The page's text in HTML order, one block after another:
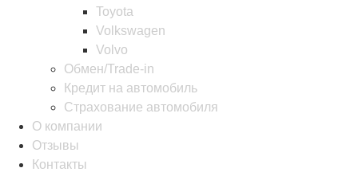
Toyota
Volkswagen
Volvo
Обмен/Trade-in
Кредит на автомобиль
Страхование автомобиля
О компании
Отзывы
Контакты